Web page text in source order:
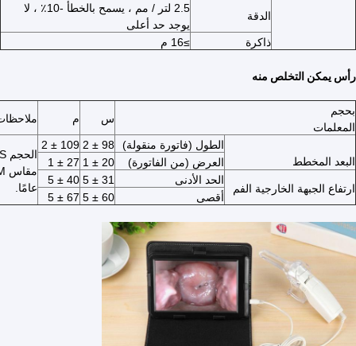
الدقة
2.5 لتر / مم ، يسمح بالخطأ -10٪ ، لا
يوجد حد أعلى
ذاكرة
≥16 م
رأس يمكن التخلص منه
بحجم
المعلمات
س م
البعد المخطط
الطول (فاتورة منقولة) 98 ± 2
109 ± 2
الحجم S للإناث قبل الولادة أو فوق سن الخمسين
عامًا.
العرض (من الفاتورة) 20 ± 1
27 ± 1
ارتفاع الجبهة الخارجية الفم
الحد الأدنى 31 ± 5
40 ± 5
أقصى
60 ± 5
67 ± 5